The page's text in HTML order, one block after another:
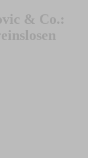
& Co.: